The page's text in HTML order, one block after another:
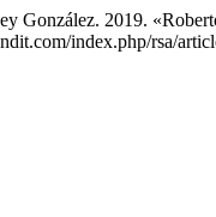
González. 2019.
index.php/rsa/